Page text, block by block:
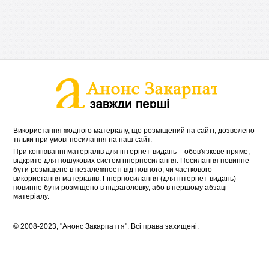
Використання жодного матеріалу, що розміщений на сайті, дозволено
тільки при умові посилання на наш сайт.
При копіюванні матеріалів для інтернет-видань – обов'язкове пряме,
відкрите для пошукових систем гіперпосилання. Посилання повинне
бути розміщене в незалежності від повного, чи часткового
використання матеріалів. Гіперпосилання (для інтернет-видань) –
повинне бути розміщено в підзаголовку, або в першому абзаці
матеріалу.
© 2008-2023, "Анонс Закарпаття". Всі права захищені.